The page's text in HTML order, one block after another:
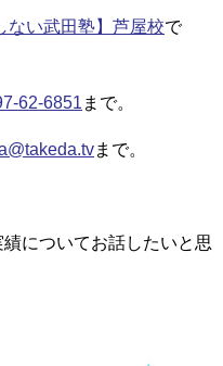
ない武田塾】芦屋校で
62-6851 まで。
まで。
についてお話したいと思